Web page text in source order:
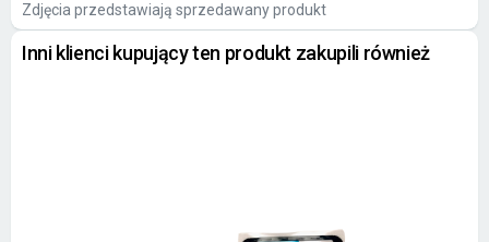
Zdjęcia przedstawiają sprzedawany produkt
Inni klienci kupujący ten produkt zakupili również